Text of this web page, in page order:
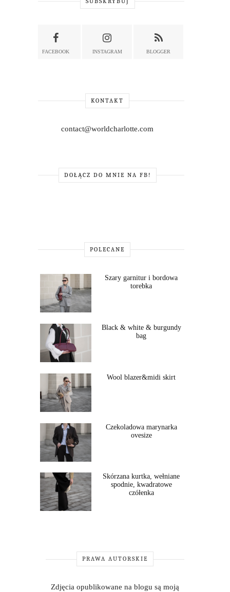
FACEBOOK INSTAGRAM BLOGGER
KONTAKT
contact@worldcharlotte.com
DOŁĄCZ DO MNIE NA FB!
POLECANE
Szary garnitur i bordowa
torebka
Black & white & burgundy
bag
Wool blazer&midi skirt
Czekoladowa marynarka
ovesize
Skórzana kurtka, wełniane
spodnie, kwadratowe
czółenka
PRAWA AUTORSKIE
Zdjęcia opublikowane na blogu są moją